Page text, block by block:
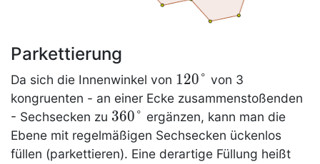
Parkettierung
Da sich die Innenwinkel von 120°
120° von 3
kongruenten - an einer Ecke zusammenstoßenden
- Sechsecken zu 360°
360° ergänzen, kann man die
Ebene mit regelmäßigen Sechsecken ückenlos
füllen (parkettieren). Eine derartige Füllung heißt